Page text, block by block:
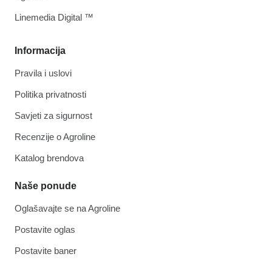
Informacija
Pravila i uslovi
Politika privatnosti
Savjeti za sigurnost
Recenzije o Agroline
Katalog brendova
Naše ponude
Oglašavajte se na Agroline
Postavite oglas
Postavite baner
Linemedia Digital ™